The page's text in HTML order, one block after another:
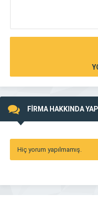
FİRMA HAKKINDA
Hiç yorum yapılmamış.